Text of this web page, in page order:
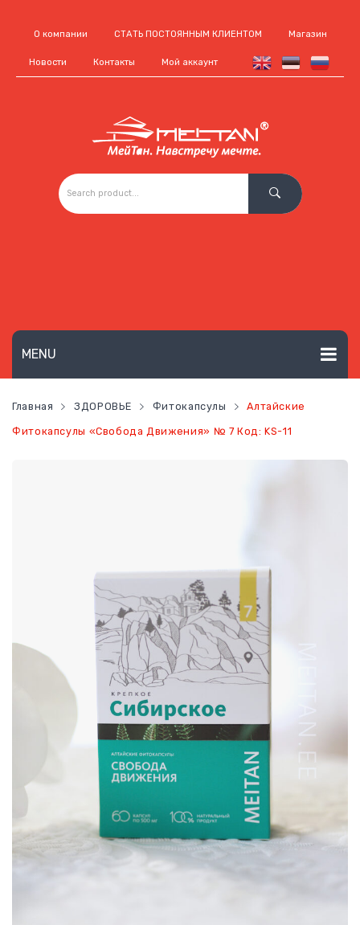
О компании СТАТЬ ПОСТОЯННЫМ КЛИЕНТОМ Магазин
Новости Контакты Мой аккаунт
MENU
ТОВАРЫ ДЛЯ ВОЛОС
НОВОСТИ
СТАТЬ ПОСТОЯННЫМ КЛИЕНТОМ
О КОМПАНИИ
БИЗНЕС ВОЗМОЖНОСТИ
Главная ЗДОРОВЬЕ Фитокапсулы Алтайские
Фитокапсулы «Свобода Движения» № 7 Код: KS-11